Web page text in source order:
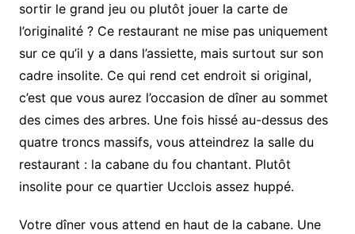
sortir le grand jeu ou plutôt jouer la carte de
l’originalité ? Ce restaurant ne mise pas uniquement
sur ce qu’il y a dans l’assiette, mais surtout sur son
cadre insolite. Ce qui rend cet endroit si original,
c’est que vous aurez l’occasion de dîner au sommet
des cimes des arbres. Une fois hissé au-dessus des
quatre troncs massifs, vous atteindrez la salle du
restaurant : la cabane du fou chantant. Plutôt
insolite pour ce quartier Ucclois assez huppé.
Votre dîner vous attend en haut de la cabane. Une